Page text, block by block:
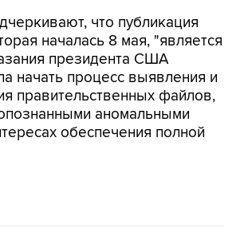
что публикация
началась 8 мая, "является
президента США
начать процесс выявления и
правительственных файлов,
аномальными
обеспечения полной